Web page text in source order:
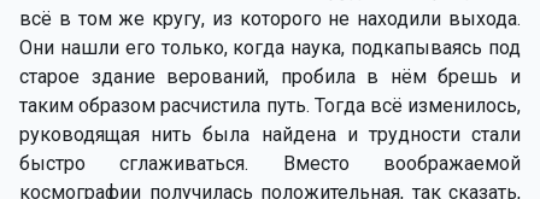
всё в том же кругу, из которого не находили выхода.
Они нашли его только, когда наука, подкапываясь под
старое здание верований, пробила в нём брешь и
таким образом расчистила путь. Тогда всё изменилось,
руководящая нить была найдена и трудности стали
быстро сглаживаться. Вместо воображаемой
космографии получилась положительная, так сказать,